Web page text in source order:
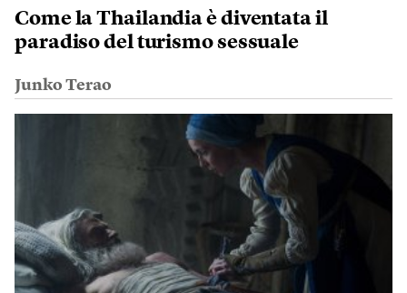
Come la Thailandia è diventata il
paradiso del turismo sessuale
Junko Terao